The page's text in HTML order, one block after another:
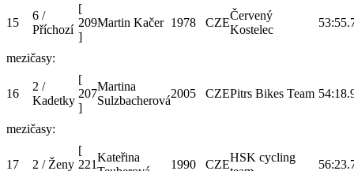
15
6 /
Příchozí
[
209
]
Martin Kačer 1978 CZE
Červený
Kostelec
mezičasy:
16
2 /
Kadetky
[
207
]
Martina
Sulzbacherová
2005 CZEPitrs Bikes Team
mezičasy:
17 2 / Ženy
[
221
Kateřina
1990 CZE
HSK cycling